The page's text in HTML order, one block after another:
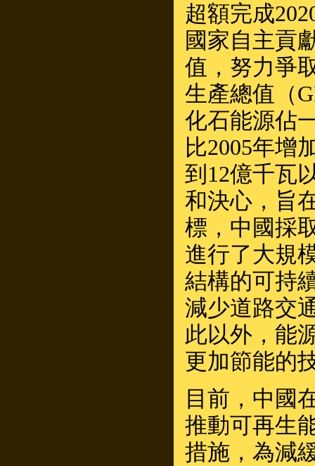
超額完成
國家自主貢
值，努力爭
生產總值（
化石能源佔
比2005年增
到12億千瓦
和決心，旨
標，中國採
進行了大規
結構的可持
減少道路交
此以外，能
更加節能的
目前，中國
推動可再生
措施，為減